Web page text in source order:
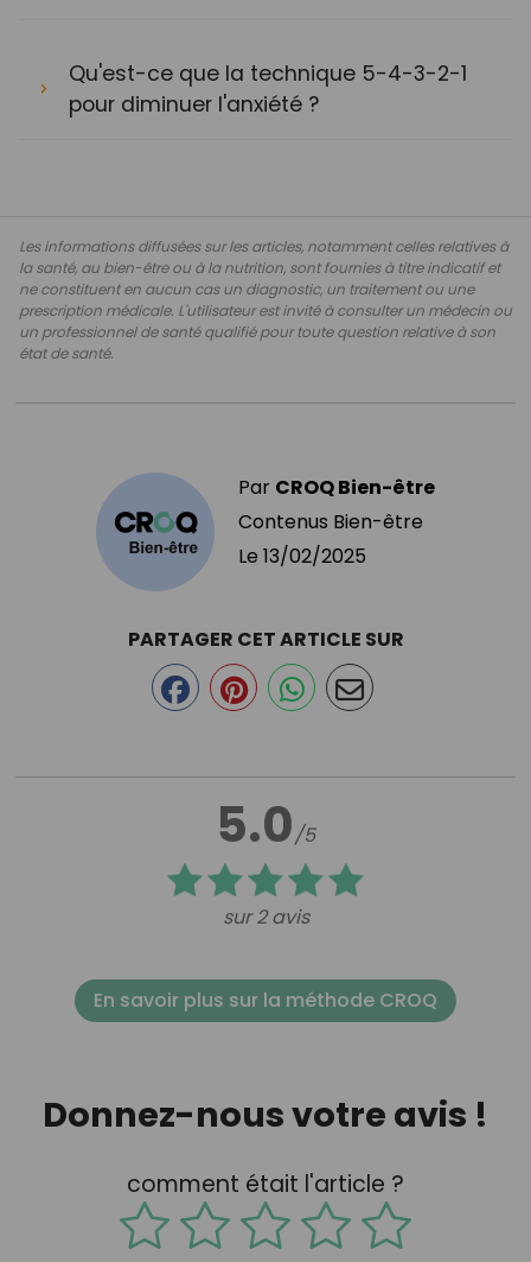
Qu'est-ce que la technique 5-4-3-2-1
pour diminuer l'anxiété ?
Les informations diffusées sur les articles, notamment celles relatives à
la santé, au bien-être ou à la nutrition, sont fournies à titre indicatif et
ne constituent en aucun cas un diagnostic, un traitement ou une
prescription médicale. L'utilisateur est invité à consulter un médecin ou
un professionnel de santé qualifié pour toute question relative à son
état de santé.
Par CROQ Bien-être
Contenus Bien-être
Le 13/02/2025
5.0/5
sur 2 avis
PARTAGER CET ARTICLE SUR
En savoir plus sur la méthode CROQ
Donnez-nous votre avis !
comment était l'article ?